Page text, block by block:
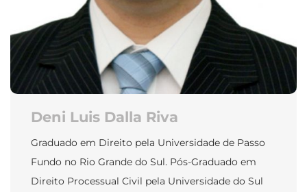
Deni Luis Dalla Riva
Graduado em Direito pela Universidade de Passo
Fundo no Rio Grande do Sul. Pós-Graduado em
Direito Processual Civil pela Universidade do Sul